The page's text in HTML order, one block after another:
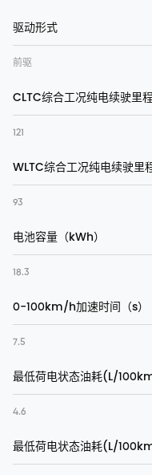
驱动形式
前驱
CLTC综合工况纯电续驶里
121
WLTC综合工况纯电续驶里
93
电池容量（kWh）
18.3
0-100km/h加速时间（s）
7.5
最低荷电状态油耗(L/
4.6
最低荷电状态油耗(L/